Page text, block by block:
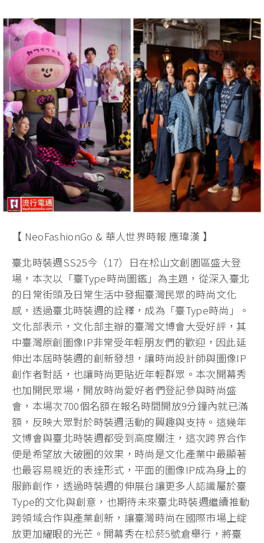
【 NeoFashionGo & 華人世界時報 應瑋漢 】
臺北時裝週SS25今（17）日在松山文創園區盛大登
場，本次以「臺Type時尚圖鑑」為主題，從深入臺北
的日常街頭及日常生活中發掘臺灣民眾的時尚文化
感，透過臺北時裝週的詮釋，成為「臺Type時尚」。
文化部表示，文化部主辦的臺灣文博會大受好評，其
中臺灣原創圖像IP非常受年輕朋友們的歡迎，因此延
伸出本屆時裝週的創新發想，讓時尚設計師與圖像IP
創作者對話，也讓時尚更貼近年輕群眾。本次開幕秀
也加開民眾場，開放時尚愛好者們登記參與時尚盛
會，本場次700個名額在報名時間開放9分鐘內就已滿
額，反映大眾對於時裝週活動的興趣與支持。這幾年
文博會與臺北時裝週都受到高度關注，這次跨界合作
便是希望放大破圈的效果，時尚是文化產業中最顯著
也最容易親近的表達形式，平面的圖像IP成為身上的
服飾創作，透過時裝週的伸展台讓更多人認識屬於臺
Type的文化與創意，也期待未來臺北時裝週繼續推動
跨領域合作與產業創新，讓臺灣時尚在國際市場上綻
放更加耀眼的光芒。開幕秀在松菸5號倉舉行，將臺